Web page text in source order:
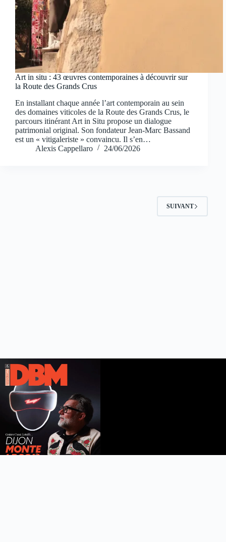
Art in situ : 43 œuvres contemporaines à découvrir sur
la Route des Grands Crus
En installant chaque année l’art contemporain au sein
des domaines viticoles de la Route des Grands Crus, le
parcours itinérant Art in Situ propose un dialogue
patrimonial original. Son fondateur Jean-Marc Bassand
est un « vitigaleriste » convaincu. Il s’en…
Alexis Cappellaro
24/06/2026
SUIVANT